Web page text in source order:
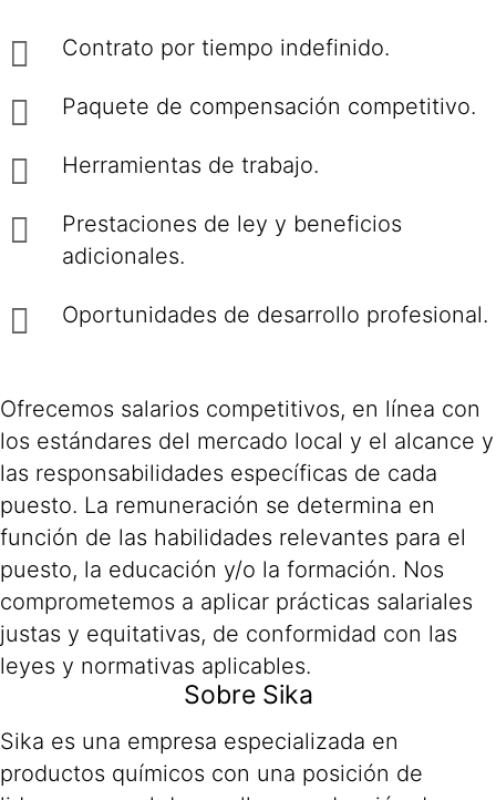
Contrato por tiempo indefinido.
Paquete de compensación competitivo.
Herramientas de trabajo.
Prestaciones de ley y beneficios
adicionales.
Oportunidades de desarrollo profesional.
Ofrecemos salarios competitivos, en línea con
los estándares del mercado local y el alcance y
las responsabilidades específicas de cada
puesto. La remuneración se determina en
función de las habilidades relevantes para el
puesto, la educación y/o la formación. Nos
comprometemos a aplicar prácticas salariales
justas y equitativas, de conformidad con las
leyes y normativas aplicables.
Sobre Sika
Sika es una empresa especializada en
productos químicos con una posición de